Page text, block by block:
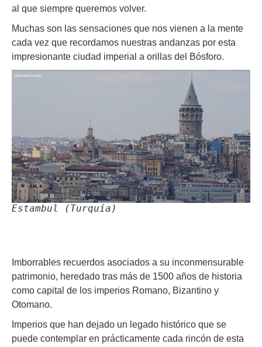
al que siempre queremos volver.
Muchas son las sensaciones que nos vienen a la mente
cada vez que recordamos nuestras andanzas por esta
impresionante ciudad imperial a orillas del Bósforo.
Estambul (Turquía)
Imborrables recuerdos asociados a su inconmensurable
patrimonio, heredado tras más de 1500 años de historia
como capital de los imperios Romano, Bizantino y
Otomano.
Imperios que han dejado un legado histórico que se
puede contemplar en prácticamente cada rincón de esta